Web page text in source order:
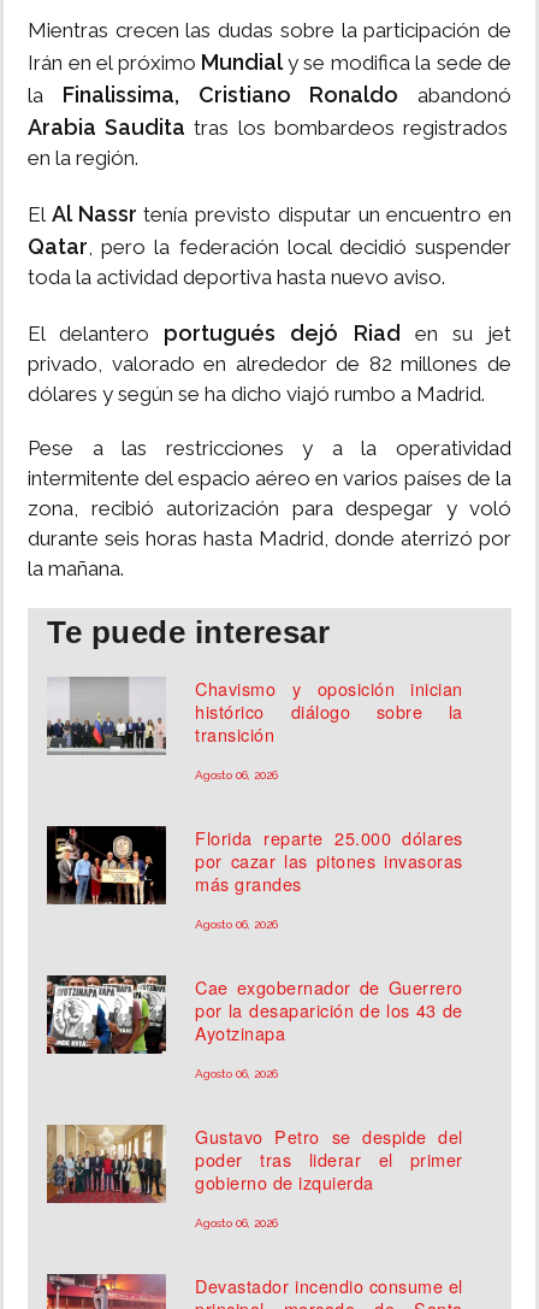
Mientras crecen las dudas sobre la participación de
Irán en el próximo Mundialy se modifica la sede de
la Finalissima, Cristiano Ronaldo abandonó
Arabia Saudita tras los bombardeos registrados
en la región.
El Al Nassr tenía previsto disputar un encuentro en
Qatar, pero la federación local decidió suspender
toda la actividad deportiva hasta nuevo aviso.
El delantero portugués dejó Riad
en su jet
privado, valorado en alrededor de 82 millones de
dólares y según se ha dicho viajó rumbo a Madrid.
Pese a las restricciones y a la operatividad
intermitente del espacio aéreo en varios países de la
zona, recibió autorización para despegar y voló
durante seis horas hasta Madrid, donde aterrizó por
la mañana.
Te puede interesar
Chavismo y oposición inician
histórico diálogo sobre la
transición
Agosto 06, 2026
Florida reparte 25.000 dólares
por cazar las pitones invasoras
más grandes
Agosto 06, 2026
Cae exgobernador de Guerrero
por la desaparición de los 43 de
Ayotzinapa
Agosto 06, 2026
Gustavo Petro se despide del
poder tras liderar el primer
gobierno de izquierda
Agosto 06, 2026
Devastador incendio consume el